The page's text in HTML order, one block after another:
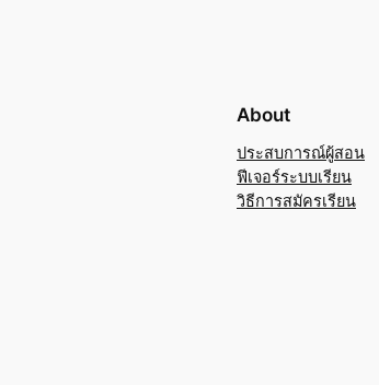
About
ประสบการณ์ผู้สอน
ฟีเจอร์ระบบเรียน
วิธีการสมัครเรียน